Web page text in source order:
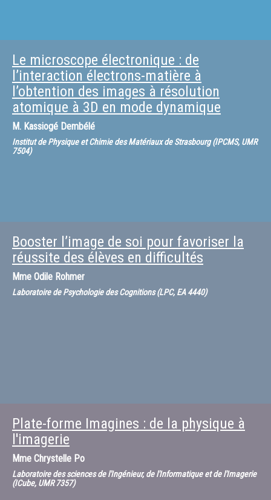
Le microscope électronique : de
l’interaction électrons-matière à
l’obtention des images à résolution
atomique à 3D en mode dynamique
M. Kassiogé Dembélé
Institut de Physique et Chimie des Matériaux de Strasbourg (IPCMS, UMR
7504)
Booster l’image de soi pour favoriser la
réussite des élèves en difficultés
Mme Odile Rohmer
Laboratoire de Psychologie des Cognitions (LPC, EA 4440)
Plate-forme Imagines : de la physique à
l'imagerie
Mme Chrystelle Po
Laboratoire des sciences de l'Ingénieur, de l'Informatique et de l'Imagerie
(ICube, UMR 7357)